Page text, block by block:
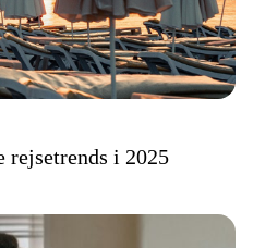
rejsetrends i 2025